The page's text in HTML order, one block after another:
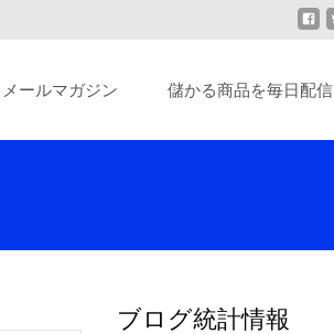
メールマガジン 儲かる商品を毎日配信
ブログ統計情報